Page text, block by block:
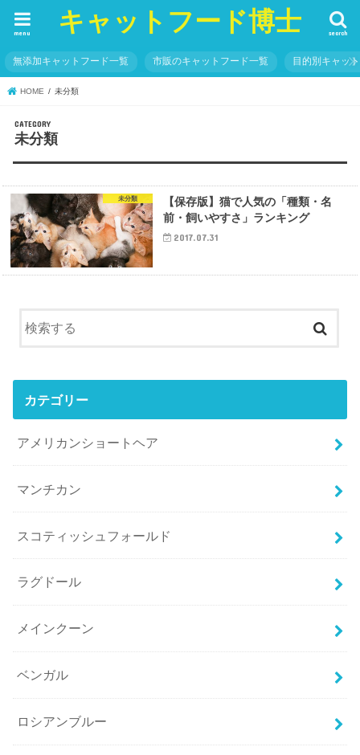
キャットフード博士 search
menu
無添加キャットフード一覧 市販のキャットフード一覧 目的別キャッ
HOME 未分類
未分類
未分類
【保存版】猫で人気の「種類・名
前・飼いやすさ」ランキング
2017.07.31
カテゴリー
アメリカンショートヘア
マンチカン
スコティッシュフォールド
ラグドール
メインクーン
ベンガル
ロシアンブルー